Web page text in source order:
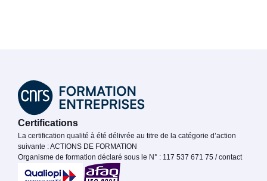
Certifications
La certification qualité à été délivrée au titre de la catégorie d’action
suivante : ACTIONS DE FORMATION
Organisme de formation déclaré sous le N° : 117 537 671 75 / contact